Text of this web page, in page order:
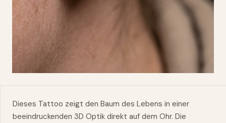
Dieses Tattoo zeigt den Baum des Lebens in einer
beeindruckenden 3D Optik direkt auf dem Ohr. Die